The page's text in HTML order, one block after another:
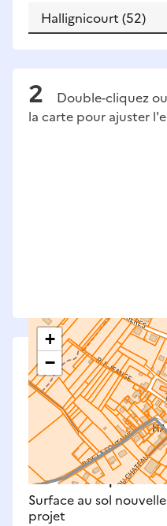
Double-cliquez
la carte pour ajuster
+
−Saisissez les
Surfaces à
espaces verts,
définitifs et
Nouveaux impacts
Surface au sol
projet